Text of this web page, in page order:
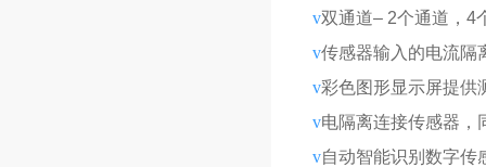
v双通道– 2个通道，4
v传感器输入的电流隔
v彩色图形显示屏提供
v电隔离连接传感器，
v自动智能识别数字传